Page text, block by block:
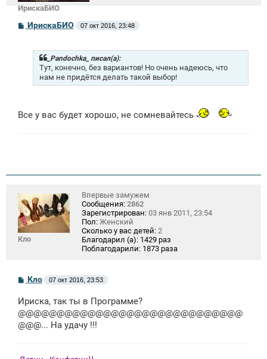
ИрискаБИО
СИрискаБИО 07 окт 2016, 23:48
_Pandochka_ писал(а):
Тут, конечно, без вариантов! Но очень надеюсь, что
нам не придётся делать такой выбор!
Все у вас будет хорошо, не сомневайтесь
Кло
Впервые замужем
Сообщения: 2862
Зарегистрирован: 03 янв 2011, 23:54
Пол: Женский
Сколько у вас детей: 2
Благодарил (а): 1429 раз
Поблагодарили: 1873 раза
С
о
б
щ
е
н
Кло 07 окт 2016, 23:53
Ириска, так ты в Программе?
@@@@@@@@@@@@@@@@@@@@@@@@@@@@@
@@@... На удачу !!!